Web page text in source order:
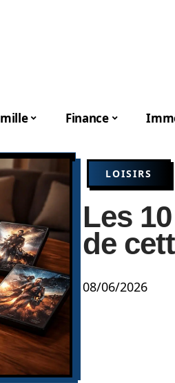
Finance
LOISIRS
Les
de
08/06/2026